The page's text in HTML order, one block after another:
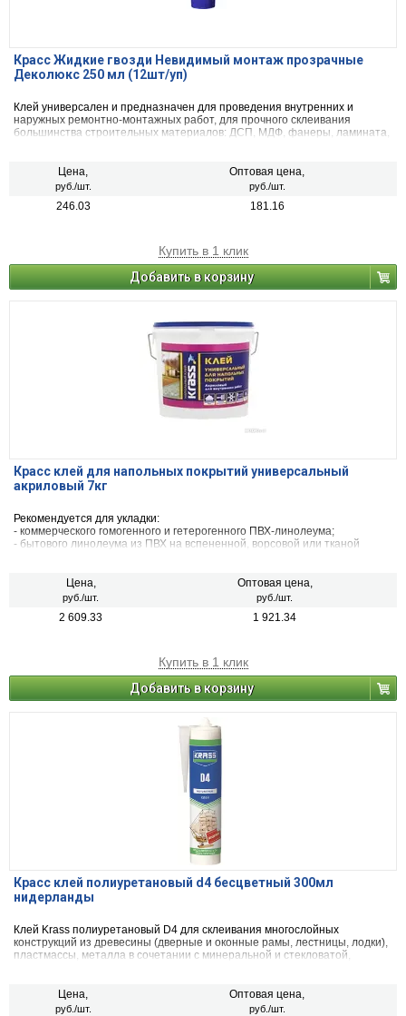
Красс Жидкие гвозди Невидимый монтаж прозрачные
Деколюкс 250 мл (12шт/уп)
Клей универсален и предназначен для проведения внутренних и
наружных ремонтно-монтажных работ, для прочного склеивания
большинства строительных материалов: ДСП, МДФ, фанеры, ламината,
том числе из пенополистирола, из синтетических материалов и дерева
(кессоны, отделочные плинтуса, планок обрешеточных реек стенных
Цена,
руб./шт.
Оптовая цена,
руб./шт.
246.03 181.16
Купить в 1 клик
Добавить в корзину
Красс клей для напольных покрытий универсальный
акриловый 7кг
Рекомендуется для укладки:
- коммерческого гомогенного и гетерогенного ПВХ-линолеума;
- бытового линолеума из ПВХ на вспененной, ворсовой или тканой
гуммированной подоснове.
Цена,
руб./шт.
Оптовая цена,
руб./шт.
2 609.33 1 921.34
Купить в 1 клик
Добавить в корзину
Красс клей полиуретановый d4 бесцветный 300мл
нидерланды
Клей Krass полиуретановый D4 для склеивания многослойных
конструкций из древесины (дверные и оконные рамы, лестницы, лодки),
пластмассы, металла в сочетании с минеральной и стекловатой,
Цена,
руб./шт.
Оптовая цена,
руб./шт.